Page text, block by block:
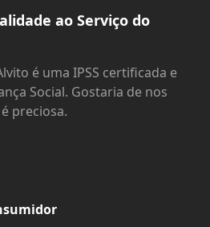
ao Serviço do
é uma IPSS certificada e
Social. Gostaria de nos
preciosa.